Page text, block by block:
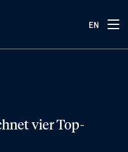
EN
vier Top-